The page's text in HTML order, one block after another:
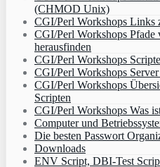
(CHMOD Unix)
CGI/Perl Workshops Links
CGI/Perl Workshops
herausfinden
CGI/Perl Workshops
CGI/Perl Workshops
CGI/Perl Workshops
Scripten
CGI/Perl Workshops Was
Computer und
Die besten Passwort
Downloads
ENV Script, DBI-Test